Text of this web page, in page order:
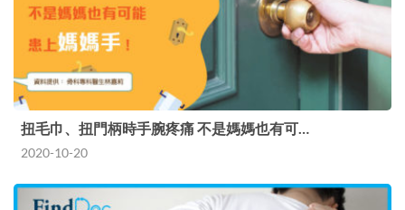
扭毛巾、扭門柄時手腕疼痛 不是媽媽也有可…
2020-10-20